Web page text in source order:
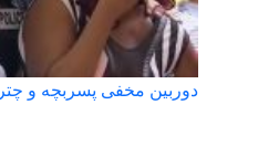
دوربین مخفی پسربچه و چتر